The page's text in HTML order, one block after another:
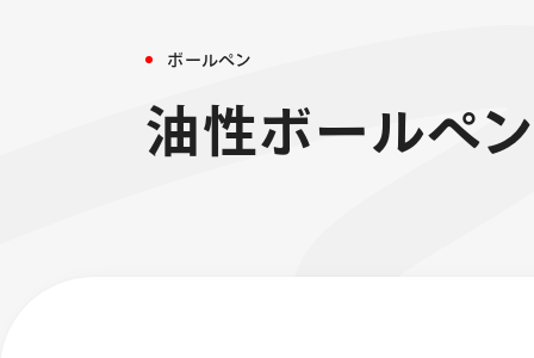
画材
その他
ボ ー ルペン
油性ボールペン